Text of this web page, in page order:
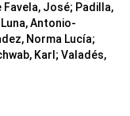
Favela, José; Padilla,
Antonio-
Norma Lucía;
Karl; Valadés,